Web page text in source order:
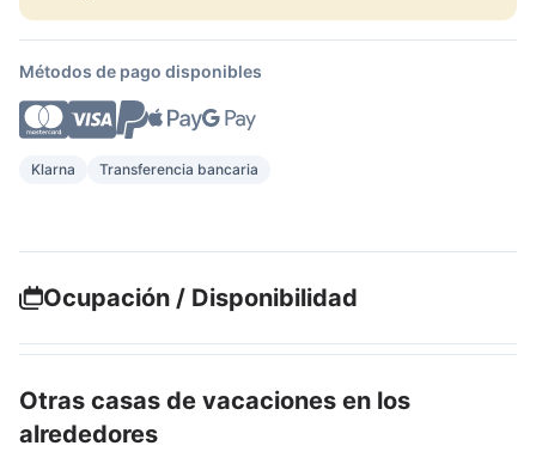
Métodos de pago disponibles
Klarna Transferencia bancaria
Ocupación / Disponibilidad
Otras casas de vacaciones en los
alrededores